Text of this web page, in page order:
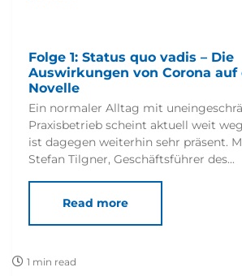
Folge 1: Status quo vadis – Die
Auswirkungen von Corona auf
Novelle
Ein normaler Alltag mit
Praxisbetrieb scheint aktuell weit
ist dagegen weiterhin sehr präsent.
Stefan Tilgner, Geschäftsführer des...
Read more
1 min read